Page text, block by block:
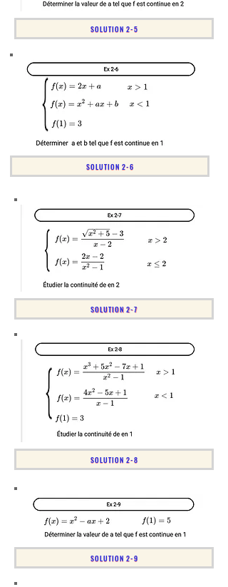
SOLUTION 2-5
SOLUTION 2-6
SOLUTION 2-7
SOLUTION 2-8
SOLUTION 2-9